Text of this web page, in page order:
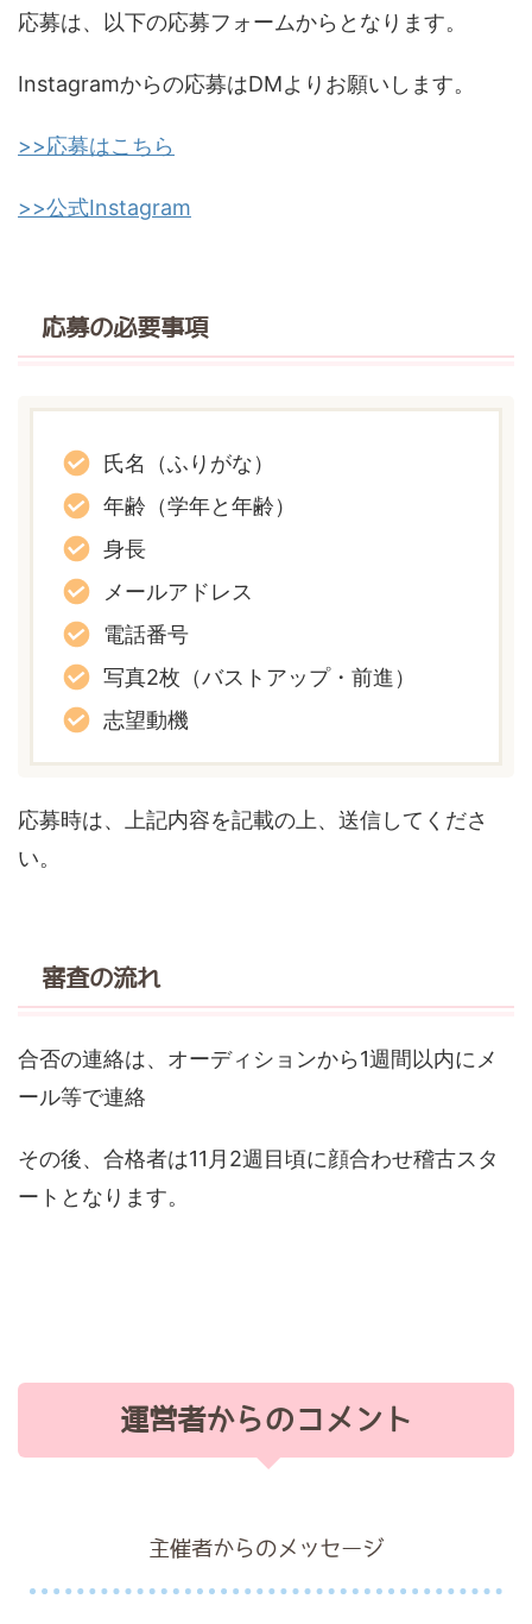
応募は、以下の応募フォームからとなります。
Instagramからの応募はDMよりお願いします。
>>応募はこちら
>>公式Instagram
応募の必要事項
氏名（ふりがな）
年齢（学年と年齢）
身長
メールアドレス
電話番号
写真2枚（バストアップ・前進）
志望動機
応募時は、上記内容を記載の上、送信してくださ
い。
審査の流れ
合否の連絡は、オーディションから1週間以内にメ
ール等で連絡
その後、合格者は11月2週目頃に顔合わせ稽古スタ
ートとなります。
運営者からのコメント
主催者からのメッセージ